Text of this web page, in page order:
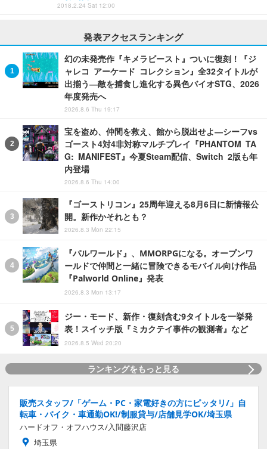
2018.2.24 Sat 12:00
発表アクセスランキング
幻の未発売作『キメラビースト』ついに復刻！『ジ
ャレコ アーケード コレクション』全32タイトルが
出揃う―敵を捕食し進化する異色バイオSTG、2026
年度発売へ
2026.8.6 Thu 19:17
宝を盗め、仲間を救え、館から脱出せよ―シーフvs
ゴースト4対4非対称マルチプレイ『PHANTOM TA
G: MANIFEST』今夏Steam配信、Switch 2版も年
内登場
2026.8.6 Thu 14:00
『ゴーストリコン』25周年迎える8月6日に新情報公
開。新作かそれとも？
2026.8.3 Mon 22:15
『パルワールド』、MMORPGになる。オープンワ
ールドで仲間と一緒に冒険できるモバイル向け作品
『Palworld Online』発表
2026.8.3 Mon 13:17
ジー・モード、新作・復刻含む9タイトルを一挙発
表！スイッチ版『ミカクテイ事件の観測者』など
2026.8.5 Wed 20:20
ランキングをもっと見る
販売スタッフ/「ゲーム・PC・家電好きの方にピッタリ/」自
転車・バイク・車通勤OK!/制服貸与/店舗見学OK/埼玉県
ハードオフ・オフハウス/入間藤沢店
埼玉県